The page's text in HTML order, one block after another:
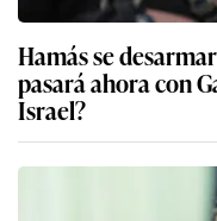
Hamás se
pasará ahora con
Israel?